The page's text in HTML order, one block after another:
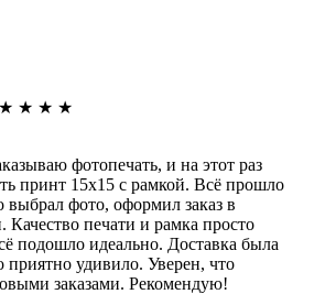
★ ★ ★ ★
фотопечать, и на этот раз
принт 15х15 с рамкой. Всё прошло
выбрал фото, оформил заказ в
печати и рамка просто
подошло идеально. Доставка была
приятно удивило. Уверен, что
заказами. Рекомендую!